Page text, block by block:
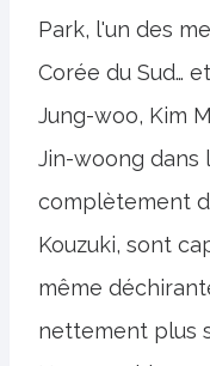
Park, l'un des
Corée du Sud…
Jung-woo, Kim
Jin-woong dans
complètement
Kouzuki, sont
même
nettement plus